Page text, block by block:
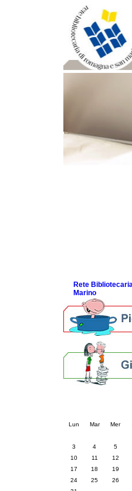
Rete
Marino
Lun Mar Mer
3
4 5
10
11 12
17
18 19
24
25 26